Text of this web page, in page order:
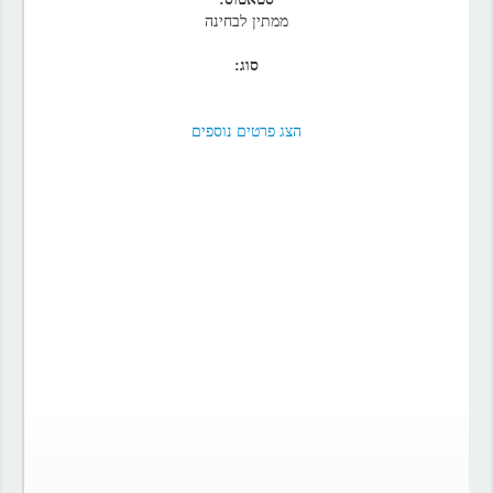
ממתין לבחינה
סוג:
הצג פרטים נוספים